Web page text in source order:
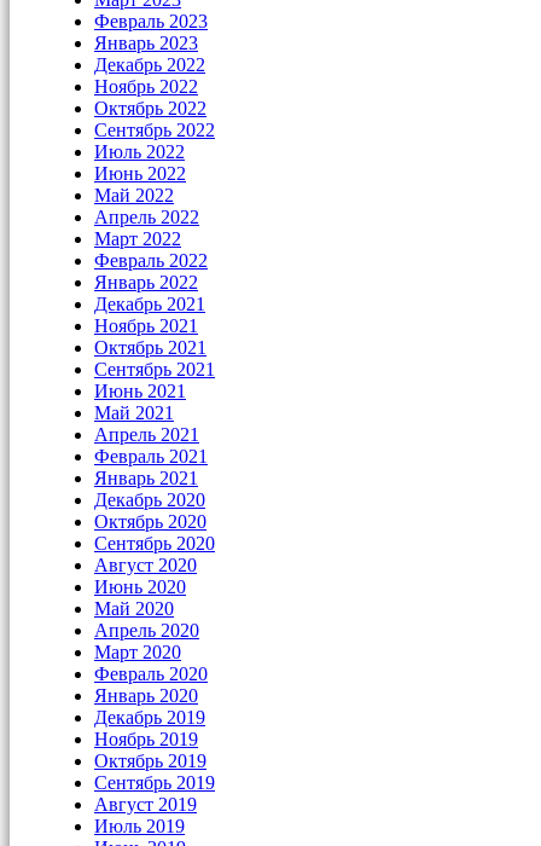
Февраль 2023
Январь 2023
Декабрь 2022
Ноябрь 2022
Октябрь 2022
Сентябрь 2022
Июль 2022
Июнь 2022
Май 2022
Апрель 2022
Март 2022
Февраль 2022
Январь 2022
Декабрь 2021
Ноябрь 2021
Октябрь 2021
Сентябрь 2021
Июнь 2021
Май 2021
Апрель 2021
Февраль 2021
Январь 2021
Декабрь 2020
Октябрь 2020
Сентябрь 2020
Август 2020
Июнь 2020
Май 2020
Апрель 2020
Март 2020
Февраль 2020
Январь 2020
Декабрь 2019
Ноябрь 2019
Октябрь 2019
Сентябрь 2019
Август 2019
Июль 2019